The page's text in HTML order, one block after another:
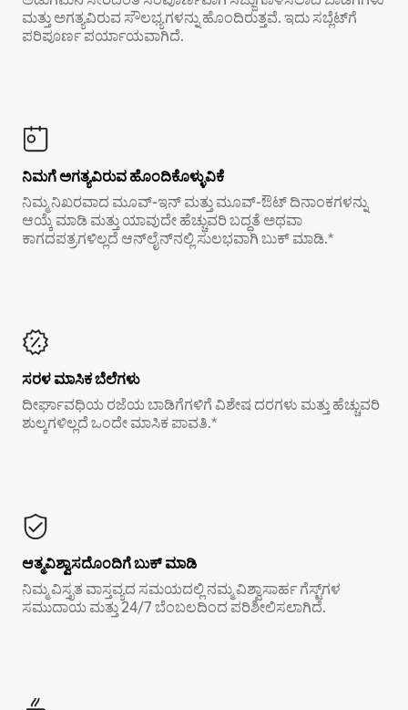
ಮತ್ತು ಅಗತ್ಯವಿರುವ ಸೌಲಭ್ಯಗಳನ್ನು ಹೊಂದಿರುತ್ತವೆ. ಇದು ಸಬ್ಲೆಟ್‌ಗೆ
ಪರಿಪೂರ್ಣ ಪರ್ಯಾಯವಾಗಿದೆ.
ನಿಮಗೆ ಅಗತ್ಯವಿರುವ ಹೊಂದಿಕೊಳ್ಳುವಿಕೆ
ನಿಮ್ಮ ನಿಖರವಾದ ಮೂವ್-ಇನ್ ಮತ್ತು ಮೂವ್-ಔಟ್ ದಿನಾಂಕಗಳನ್ನು
ಆಯ್ಕೆ ಮಾಡಿ ಮತ್ತು ಯಾವುದೇ ಹೆಚ್ಚುವರಿ ಬದ್ಧತೆ ಅಥವಾ
ಕಾಗದಪತ್ರಗಳಿಲ್ಲದೆ ಆನ್‌ಲೈನ್‌ನಲ್ಲಿ ಸುಲಭವಾಗಿ ಬುಕ್ ಮಾಡಿ.*
ಸರಳ ಮಾಸಿಕ ಬೆಲೆಗಳು
ದೀರ್ಘಾವಧಿಯ ರಜೆಯ ಬಾಡಿಗೆಗಳಿಗೆ ವಿಶೇಷ ದರಗಳು ಮತ್ತು ಹೆಚ್ಚುವರಿ
ಶುಲ್ಕಗಳಿಲ್ಲದೆ ಒಂದೇ ಮಾಸಿಕ ಪಾವತಿ.*
ಆತ್ಮವಿಶ್ವಾಸದೊಂದಿಗೆ ಬುಕ್ ಮಾಡಿ
ನಿಮ್ಮ ವಿಸ್ತೃತ ವಾಸ್ತವ್ಯದ ಸಮಯದಲ್ಲಿ ನಮ್ಮ ವಿಶ್ವಾಸಾರ್ಹ ಗೆಸ್ಟ್‌ಗಳ
ಸಮುದಾಯ ಮತ್ತು 24/7 ಬೆಂಬಲದಿಂದ ಪರಿಶೀಲಿಸಲಾಗಿದೆ.